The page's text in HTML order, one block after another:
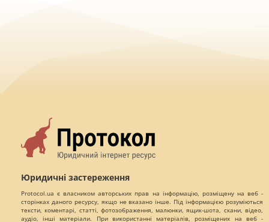
Юридичні застереження
Protocol.ua є власником авторських прав на інформацію, розміщену на веб -
сторінках даного ресурсу, якщо не вказано інше. Під інформацією розуміються
тексти, коментарі, статті, фотозображення, малюнки, ящик-шота, скани, відео,
аудіо, інші матеріали. При використанні матеріалів, розміщених на веб -